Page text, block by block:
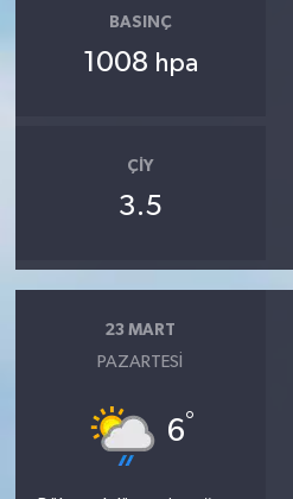
BASINÇ
1008 hpa
ÇIY
3.5
23 MART
PAZARTESI
6°